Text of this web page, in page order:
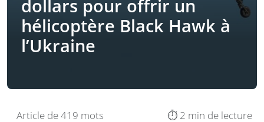
dollars pour offrir un
hélicoptère Black Hawk à
l’Ukraine
Article de 419 mots ⏱️ 2 min de lecture